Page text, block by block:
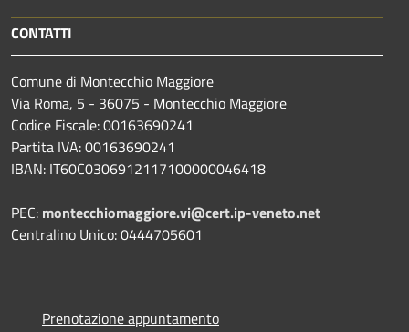
CONTATTI
Comune di Montecchio Maggiore
Via Roma, 5 - 36075 - Montecchio Maggiore
Codice Fiscale: 00163690241
Partita IVA: 00163690241
IBAN: IT60C0306912117100000046418
PEC: montecchiomaggiore.vi@cert.ip-veneto.net
Centralino Unico: 0444705601
Prenotazione appuntamento